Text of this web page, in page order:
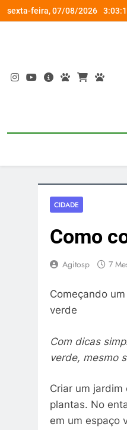
Skip
to
sexta-feira, 07/08/2026
a Nova Orquestra
CIDADE
Como
Agitosp 7
Começando
verde
Com dicas
verde, mesmo
Criar um
plantas. No
em um espaço